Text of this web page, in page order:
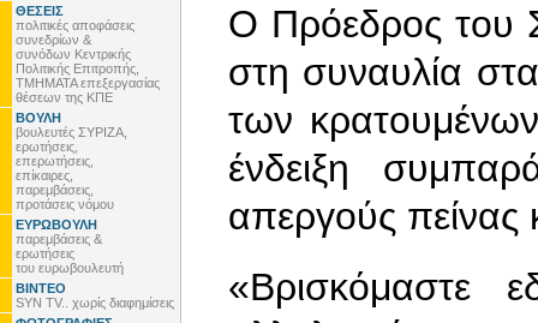
ΘΕΣΕΙΣ
πολιτικές αποφάσεις
συνεδρίων &
συνόδων Κεντρικής
Πολιτικής Επιτροπής,
ΤΜΗΜΑΤΑ επεξεργασίας
θέσεων της ΚΠΕ
ΒΟΥΛΗ
βουλευτές ΣΥΡΙΖΑ,
ερωτήσεις,
επερωτήσεις,
επίκαιρες,
παρεμβάσεις,
προτάσεις νόμου
ΕΥΡΩΒΟΥΛΗ
παρεμβάσεις &
ερωτήσεις
του ευρωβουλευτή
ΒΙΝΤΕΟ
SYN TV.. χωρίς διαφημίσεις
O Πρόεδρος του
στη συναυλία
των κρατουμένων
ένδειξη
απεργούς
«Βρισκόμαστε